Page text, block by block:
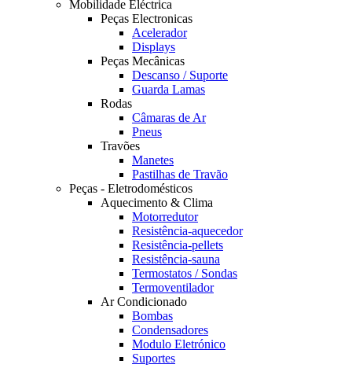
Mobilidade Eléctrica
Peças Electronicas
Acelerador
Displays
Peças Mecânicas
Descanso / Suporte
Guarda Lamas
Rodas
Câmaras de Ar
Pneus
Travões
Manetes
Pastilhas de Travão
Peças - Eletrodomésticos
Aquecimento & Clima
Motorredutor
Resistência-aquecedor
Resistência-pellets
Resistência-sauna
Termostatos / Sondas
Termoventilador
Ar Condicionado
Bombas
Condensadores
Modulo Eletrónico
Suportes